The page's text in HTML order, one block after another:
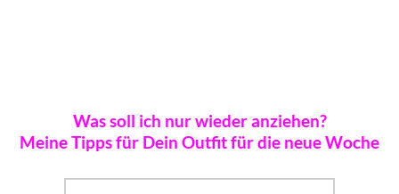
Was soll ich nur wieder anziehen?
Meine Tipps für Dein Outfit für die neue Woche